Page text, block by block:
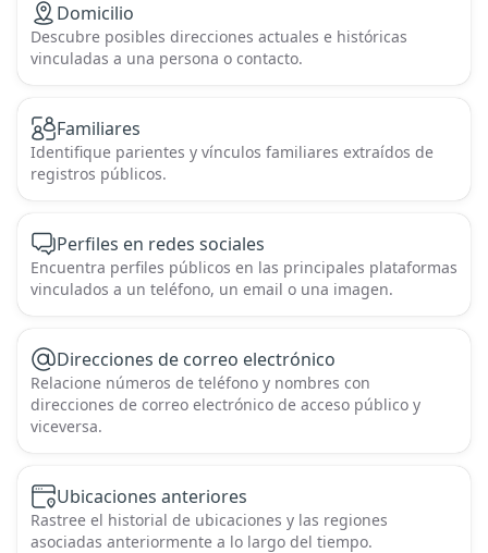
Domicilio
Descubre posibles direcciones actuales e históricas
vinculadas a una persona o contacto.
Familiares
Identifique parientes y vínculos familiares extraídos de
registros públicos.
Perfiles en redes sociales
Encuentra perfiles públicos en las principales plataformas
vinculados a un teléfono, un email o una imagen.
Direcciones de correo electrónico
Relacione números de teléfono y nombres con
direcciones de correo electrónico de acceso público y
viceversa.
Ubicaciones anteriores
Rastree el historial de ubicaciones y las regiones
asociadas anteriormente a lo largo del tiempo.